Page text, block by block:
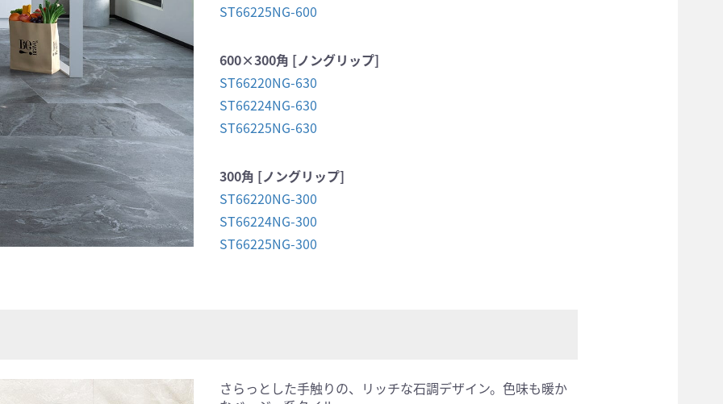
ST66225NG-600
600×300角 [ノングリップ]
ST66220NG-630
ST66224NG-630
ST66225NG-630
300角 [ノングリップ]
ST66220NG-300
ST66224NG-300
ST66225NG-300
さらっとした手触りの、リッチな石調デザイン。色味も暖か